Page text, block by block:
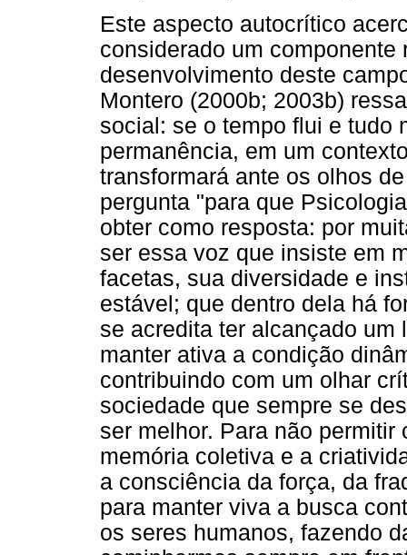
Este aspecto autocrítico
considerado um
desenvolvimento deste
Montero (2000b; 2003b)
social: se o tempo flui e tudo
permanência, em um
transformará ante os olhos
pergunta "para que
obter como resposta: por
ser essa voz que insiste em
facetas, sua diversidade e
estável; que dentro dela há
se acredita ter alcançado um
manter ativa a condição
contribuindo com um olhar
sociedade que sempre se
ser melhor. Para não
memória coletiva e a
a consciência da força, da
para manter viva a busca
os seres humanos, fazendo